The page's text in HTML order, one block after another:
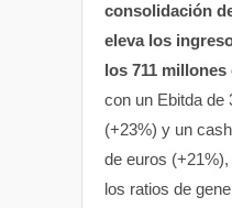
consolidación
eleva los
los 711 millones
con un Ebitda de
(+23%) y un
de euros
los ratios de